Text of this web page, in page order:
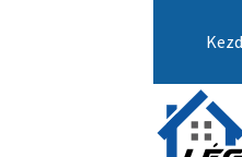
KezdőlapA